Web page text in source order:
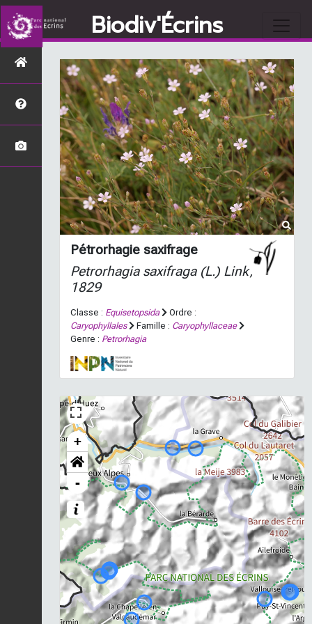
Biodiv'Écrins
Pétrorhagie saxifrage
Petrorhagia saxifraga(L.) Link,
1829
Classe : Equisetopsida
Ordre :
Caryophyllales
Famille : Caryophyllaceae
Genre : Petrorhagia
+
-